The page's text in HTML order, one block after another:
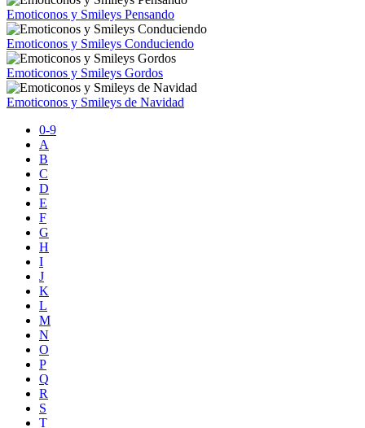
Emoticonos y Smileys Pensando
Emoticonos y Smileys Conduciendo
Emoticonos y Smileys Gordos
Emoticonos y Smileys de Navidad
0-9
A
B
C
D
E
F
G
H
I
J
K
L
M
N
O
P
Q
R
S
T